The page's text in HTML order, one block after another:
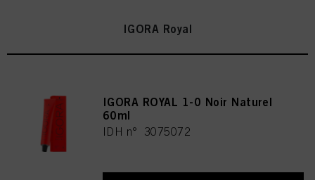
IGORA Royal
IGORA ROYAL 1-0 Noir Naturel
60ml
IDH n° 3075072